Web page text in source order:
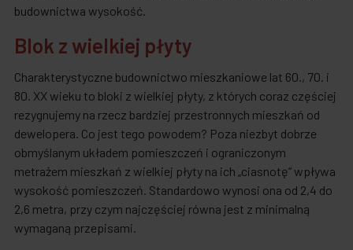
budownictwa wysokość.
Blok z wielkiej płyty
Charakterystyczne budownictwo mieszkaniowe lat 60., 70. i
80. XX wieku to bloki z wielkiej płyty, z których coraz częściej
rezygnujemy na rzecz bardziej przestronnych mieszkań od
dewelopera. Co jest tego powodem? Poza niezbyt dobrze
obmyślanym układem pomieszczeń i ograniczonym
metrażem mieszkań z wielkiej płyty na ich „ciasnotę” wpływa
wysokość pomieszczeń. Standardowo wynosi ona od 2,4 do
2,6 metra, przy czym najczęściej równa jest z minimalną
wymaganą przepisami.